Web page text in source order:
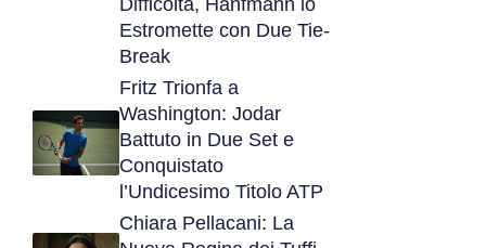
Difficoltà, Hanfmann lo
Estromette con Due Tie-
Break
Fritz Trionfa a
Washington: Jodar
Battuto in Due Set e
Conquistato
l’Undicesimo Titolo ATP
Chiara Pellacani: La